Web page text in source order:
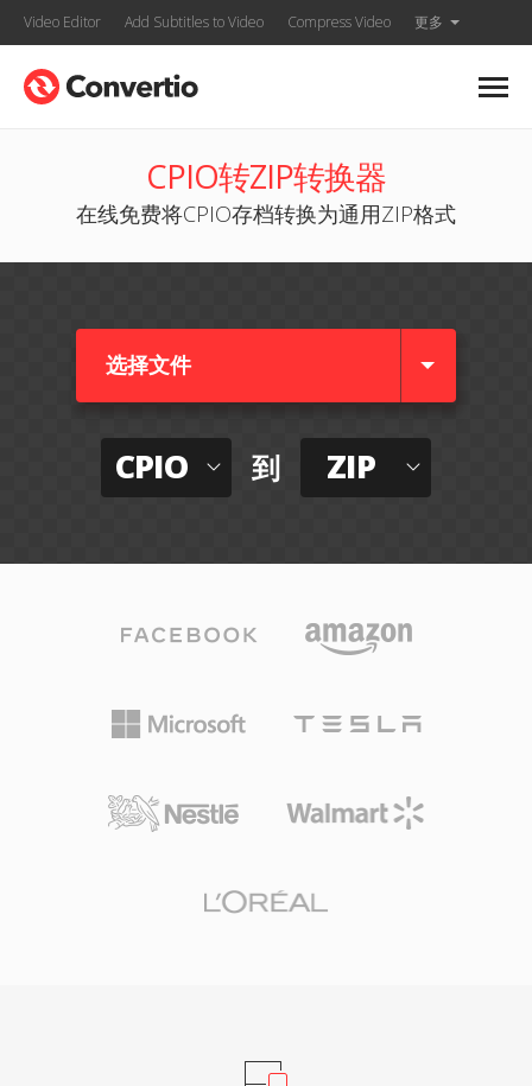
Video Editor Add Subtitles to Video Compress Video 更多
CPIO转ZIP转换器
在线免费将CPIO存档转换为通用ZIP格式
选择文件
CPIO 到 ZIP